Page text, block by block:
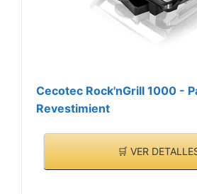
Cecotec Rock'nGrill 1000 -
Revestimient
🛒 VER